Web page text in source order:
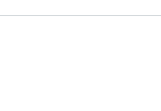
Пантера. С 1943